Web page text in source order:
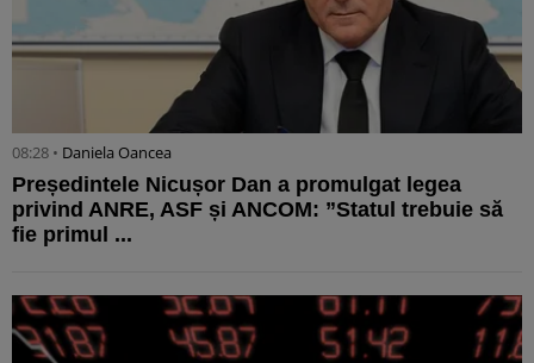
08:28 • Daniela Oancea
Președintele Nicușor Dan a promulgat legea
privind ANRE, ASF și ANCOM: ”Statul trebuie să
fie primul ...